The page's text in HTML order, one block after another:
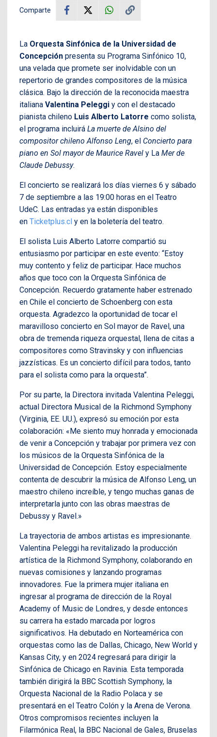
Comparte
La Orquesta Sinfónica de la Universidad de
Concepción presenta su Programa Sinfónico 10,
una velada que promete ser inolvidable con un
repertorio de grandes compositores de la música
clásica. Bajo la dirección de la reconocida maestra
italiana Valentina Peleggi y con el destacado
pianista chileno Luis Alberto Latorre como solista,
el programa incluirá La muerte de Alsino del
compositor chileno Alfonso Leng, el Concierto para
piano en Sol mayor de Maurice Ravel y La Mer de
Claude Debussy.
El concierto se realizará los días viernes 6 y sábado
7 de septiembre a las 19:00 horas en el Teatro
UdeC. Las entradas ya están disponibles
en Ticketplus.cl y en la boletería del teatro.
El solista Luis Alberto Latorre compartió su
entusiasmo por participar en este evento: “Estoy
muy contento y feliz de participar. Hace muchos
años que toco con la Orquesta Sinfónica de
Concepción. Recuerdo gratamente haber estrenado
en Chile el concierto de Schoenberg con esta
orquesta. Agradezco la oportunidad de tocar el
maravilloso concierto en Sol mayor de Ravel, una
obra de tremenda riqueza orquestal, llena de citas a
compositores como Stravinsky y con influencias
jazzísticas. Es un concierto difícil para todos, tanto
para el solista como para la orquesta”.
Por su parte, la Directora invitada Valentina Peleggi,
actual Directora Musical de la Richmond Symphony
(Virginia, EE. UU.), expresó su emoción por esta
colaboración: «Me siento muy honrada y emocionada
de venir a Concepción y trabajar por primera vez con
los músicos de la Orquesta Sinfónica de la
Universidad de Concepción. Estoy especialmente
contenta de descubrir la música de Alfonso Leng, un
maestro chileno increíble, y tengo muchas ganas de
interpretarla junto con las obras maestras de
Debussy y Ravel.»
La trayectoria de ambos artistas es impresionante.
Valentina Peleggi ha revitalizado la producción
artística de la Richmond Symphony, colaborando en
nuevas comisiones y lanzando programas
innovadores. Fue la primera mujer italiana en
ingresar al programa de dirección de la Royal
Academy of Music de Londres, y desde entonces
su carrera ha estado marcada por logros
significativos. Ha debutado en Norteamérica con
orquestas como las de Dallas, Chicago, New World y
Kansas City, y en 2024 regresará para dirigir la
Sinfónica de Chicago en Ravinia. Esta temporada
también dirigirá la BBC Scottish Symphony, la
Orquesta Nacional de la Radio Polaca y se
presentará en el Teatro Colón y la Arena de Verona.
Otros compromisos recientes incluyen la
Filarmónica Real, la BBC Nacional de Gales, Bruselas